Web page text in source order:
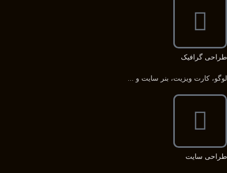
طراحی گرافیک
لوگو، کارت ویزیت، بنر سایت و ...
طراحی سایت